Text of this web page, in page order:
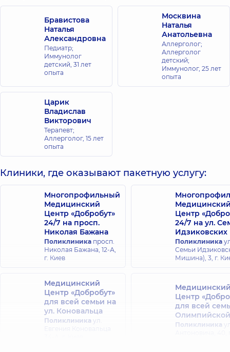
Бравистова
Наталья
Александровна
Педиатр;
Иммунолог
детский, 31 лет
опыта
Москвина
Наталья
Анатольевна
Аллерголог;
Аллерголог
детский;
Иммунолог, 25 лет
опыта
Царик
Владислав
Викторович
Терапевт;
Аллерголог, 15 лет
опыта
Клиники, где оказывают пакетную услугу:
Многопрофильный
Медицинский
Центр «Добробут»
24/7 на просп.
Николая Бажана
Поликлиника просп.
Николая Бажана, 12-А,
г. Киев
Центр
24/7 на ул.
Идзиковских
Поликлиника
Семьи
Мишина), 3, г.
Медицинский
Центр «Добробут»
для всей семьи на
ул. Коновальца
Поликлиника ул.
Центр
для всей
Олимпийской
Поликлиника